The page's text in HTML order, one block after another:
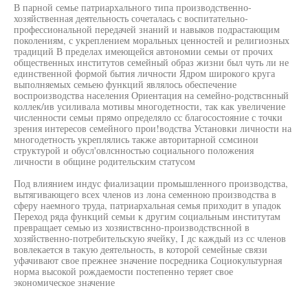
В парной семье патриархального типа производственно-
хозяйственная деятельность сочеталась с воспитательно-
профессиональной передачей знаний и навыков подрастающим
поколениям, с укреплением моральных ценностей и религиозных
традиций В пределах имеющейся автономии семьи от прочих
общественных институтов семейный образ жизни был чуть ли не
единственной формой бытия личности Ядром широкого круга
выполняемых семьею функций являлось обеспечение
воспроизводства населения Ориентация на семейно-родствснный
коллек/ив усиливала мотивы многодетности, так как увеличение
численности семьи прямо определяло сс благосостояние с точки
зрения интересов семейного прои!водства Установки личности на
многодетность укреплялись также авторитарной ссмсинои
структурой и обусл'овлснностью социального положения
личности в общине родительским статусом
Под влиянием индус фиализации промышленного производства,
вытягивающего всех членов из лона семенною производства в
сферу наемного труда, патриархальная семья приходит в упадок
Переход ряда функций семьи к другим социальным институтам
превращает семью из хозяиствснно-производствснной в
хозяйственно-потребительскую ячейку, I дс каждый из сс членов
вовлекается в такую деятельность, в которой семейные связи
уфачивают свое прежнее значение посредника Социокультурная
норма высокой рождаемости постепенно теряет свое
экономическое значение